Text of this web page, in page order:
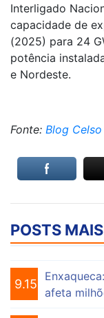
Interligado
capacidade de
(2025) para 24
potência
e Nordeste.
Fonte: Blog
POSTS
9.154
afeta